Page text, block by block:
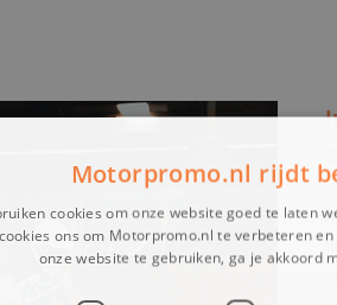
Motorpromo.nl rijdt
cookies om onze website goed te laten
ons om Motorpromo.nl te verbeteren
onze website te gebruiken, ga je akkoord